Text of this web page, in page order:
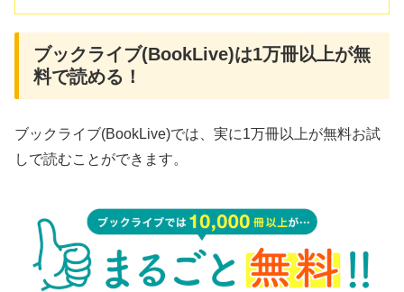
ブックライブ(BookLive)は1万冊以上が無
料で読める！
ブックライブ(BookLive)では、実に1万冊以上が無料お試
しで読むことができます。